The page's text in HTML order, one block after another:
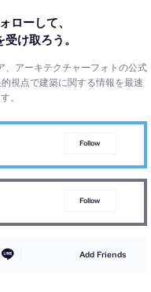
ローして、
け取ろう。
、アーキテクチャーフォトの公式
視点で建築に関する情報を最速
。
Follow
Follow
Add Friends